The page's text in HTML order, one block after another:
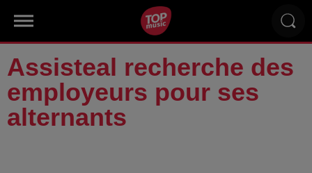
Assisteal recherche des
employeurs pour ses
alternants